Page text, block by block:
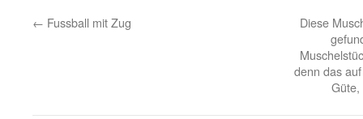
← Fussball mit Zug
Diese
denn das